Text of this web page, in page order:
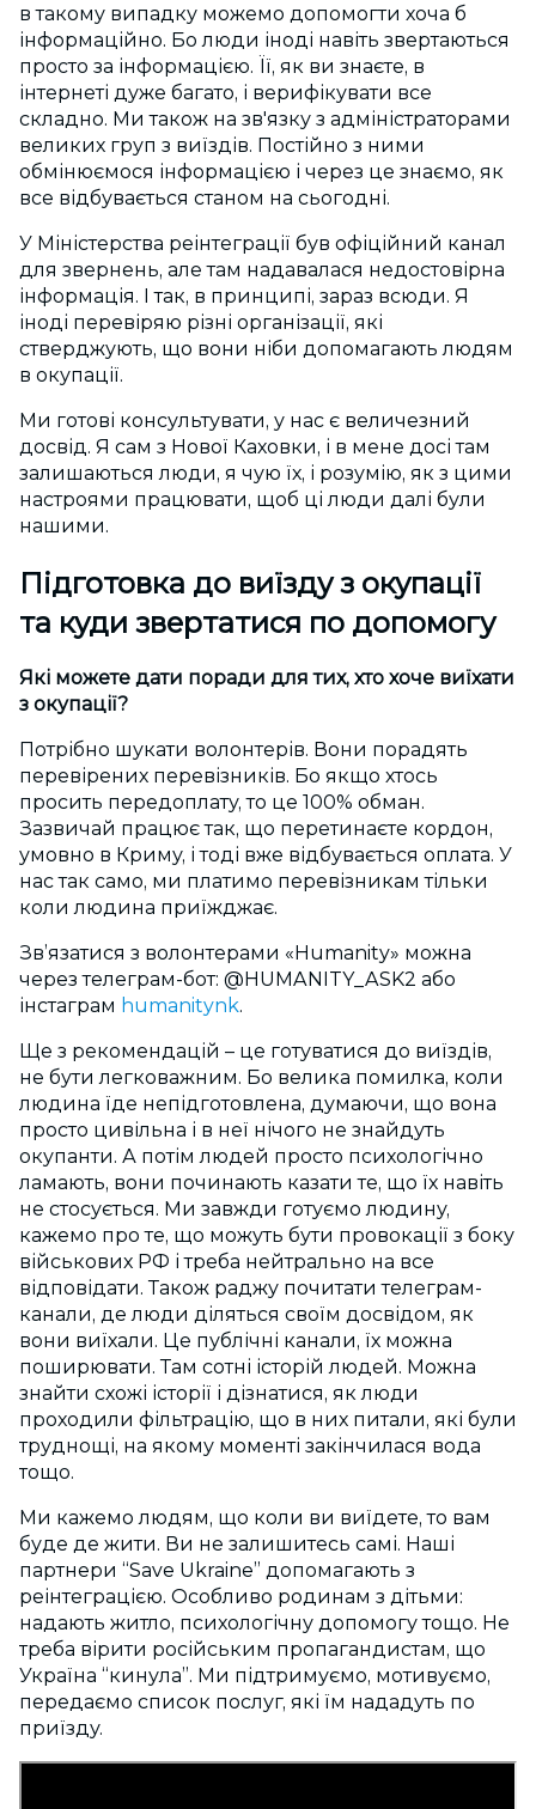
в такому випадку можемо допомогти хоча б
інформаційно. Бо люди іноді навіть звертаються
просто за інформацією. Її, як ви знаєте, в
інтернеті дуже багато, і верифікувати все
складно. Ми також на зв'язку з адміністраторами
великих груп з виїздів. Постійно з ними
обмінюємося інформацією і через це знаємо, як
все відбувається станом на сьогодні.
У Міністерства реінтеграції був офіційний канал
для звернень, але там надавалася недостовірна
інформація. І так, в принципі, зараз всюди. Я
іноді перевіряю різні організації, які
стверджують, що вони ніби допомагають людям
в окупації.
Ми готові консультувати, у нас є величезний
досвід. Я сам з Нової Каховки, і в мене досі там
залишаються люди, я чую їх, і розумію, як з цими
настроями працювати, щоб ці люди далі були
нашими.
Підготовка до виїзду з окупації
та куди звертатися по допомогу
Які можете дати поради для тих, хто хоче виїхати
з окупації?
Потрібно шукати волонтерів. Вони порадять
перевірених перевізників. Бо якщо хтось
просить передоплату, то це 100% обман.
Зазвичай працює так, що перетинаєте кордон,
умовно в Криму, і тоді вже відбувається оплата. У
нас так само, ми платимо перевізникам тільки
коли людина приїжджає.
Зв’язатися з волонтерами «Humanity» можна
через телеграм-бот: @HUMANITY_ASK2 або
інстаграм humanitynk.
Ще з рекомендацій – це готуватися до виїздів,
не бути легковажним. Бо велика помилка, коли
людина їде непідготовлена, думаючи, що вона
просто цивільна і в неї нічого не знайдуть
окупанти. А потім людей просто психологічно
ламають, вони починають казати те, що їх навіть
не стосується. Ми завжди готуємо людину,
кажемо про те, що можуть бути провокації з боку
військових РФ і треба нейтрально на все
відповідати. Також раджу почитати телеграм-
канали, де люди діляться своїм досвідом, як
вони виїхали. Це публічні канали, їх можна
поширювати. Там сотні історій людей. Можна
знайти схожі історії і дізнатися, як люди
проходили фільтрацію, що в них питали, які були
труднощі, на якому моменті закінчилася вода
тощо.
Ми кажемо людям, що коли ви виїдете, то вам
буде де жити. Ви не залишитесь самі. Наші
партнери “Save Ukraine” допомагають з
реінтеграцією. Особливо родинам з дітьми:
надають житло, психологічну допомогу тощо. Не
треба вірити російським пропагандистам, що
Україна “кинула”. Ми підтримуємо, мотивуємо,
передаємо список послуг, які їм нададуть по
приїзду.